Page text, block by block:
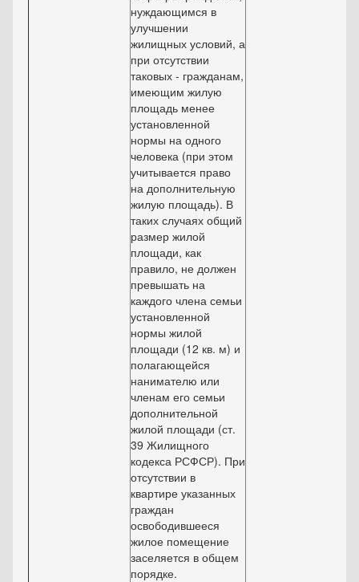
нуждающимся в
улучшении
жилищных условий, а
при отсутствии
таковых - гражданам,
имеющим жилую
площадь менее
установленной
нормы на одного
человека (при этом
учитывается право
на дополнительную
жилую площадь). В
таких случаях общий
размер жилой
площади, как
правило, не должен
превышать на
каждого члена семьи
установленной
нормы жилой
площади (12 кв. м) и
полагающейся
нанимателю или
членам его семьи
дополнительной
жилой площади (ст.
39 Жилищного
кодекса РСФСР). При
отсутствии в
квартире указанных
граждан
освободившееся
жилое помещение
заселяется в общем
порядке.